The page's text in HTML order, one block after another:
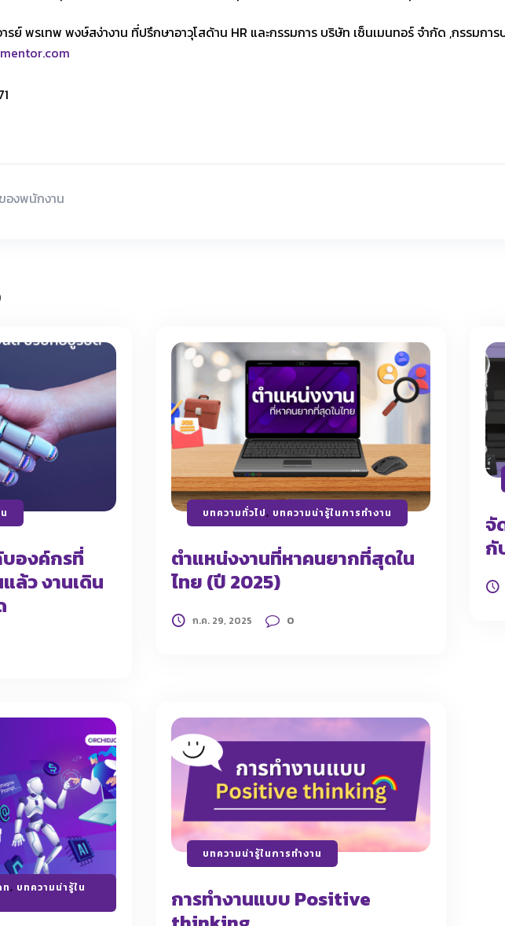
ย์ พรเทพ พงษ์สง่างาน ที่ปรึกษาอาวุโสด้าน HR และกรรมการ บริษัท เซ็นเมนทอร์ จำกัด ,กรรมกา
องพนักงาน
องค์กรที่
ล้ว งานเดิน
บทความทั่วไป, บทความน่ารู้ในการทำงาน
ตำแหน่งงานที่หาคนยากที่สุดใน
ไทย (ปี 2025)
ก.ค. 29, 2025 0
จั
กั
ท, บทความน่ารู้ใน
บทความน่ารู้ในการทำงาน
การทำงานแบบ Positive